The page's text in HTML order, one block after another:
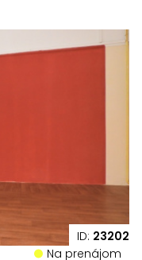
ID: 23202
Na prenájom